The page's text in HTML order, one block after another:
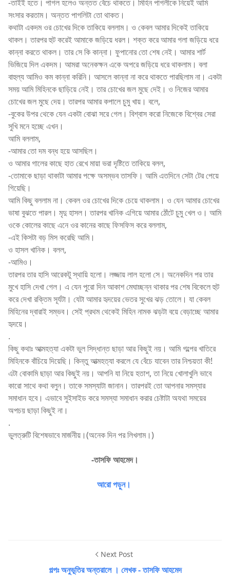
-তাইই হতে। পাগল হলেও অন্তত বেঁচে থাকতে। মিহিন পাগলীকে নিয়েই আমি
সংসার করতাম। অন্তত পাগলিটা তো থাকত।
কথাটা একদম ওর চোখের দিকে তাকিয়ে বললাম। ও কেবল আমার দিকেই তাকিয়ে
থাকল। তারপর হুট করেই আমাকে জড়িয়ে ধরল। শক্ত করে আমার গলা জড়িয়ে ধরে
কান্না করতে থাকল। তার সে কি কান্না। ফুপানোর তো শেষ নেই। আমার শার্ট
ভিজিয়ে দিল একদম। আমরা অনেকক্ষন একে অপরে জড়িয়ে ধরে থাকলাম। বলা
বাহুল্য আমিও কম কান্না করিনি। আসলে কান্না না করে থাকতে পারছিলাম না। একটা
সময় আমি মিহিনকে ছাড়িয়ে নেই। তার চোখের জল মুছে দেই। ও নিজের আমার
চোখের জল মুছে দেয়। তারপর আমার কপালে চুমু খায়। বলে,
-বুকের উপর থেকে যেন একটা বোঝা সরে গেল। বিশ্বাস করো নিজেকে বিশ্বের সেরা
সুখি মনে হচ্ছে এখন।
আমি বললাম,
-আমার তো দম বন্ধ হয়ে আসছিল।
ও আমার গালের কাছে হাত রেখে মায়া ভরা দৃষ্টিতে তাকিয়ে বলল,
-তোমাকে ছাড়া থাকাটা আমার পক্ষে অসম্ভব তাসফি। আমি এতদিনে সেটা টের পেয়ে
গিয়েছি।
আমি কিছু বললাম না। কেবল ওর চোখের দিকে চেয়ে থাকলাম। ও যেন আমার চোখের
ভাষা বুঝতে পারল। মৃদু হাসল। তারপর খানিক এগিয়ে আমার ঠোঁটে চুমু খেল ও। আমি
ওকে কোলের কাছে এনে ওর কানের কাছে ফিসফিস করে বললাম,
-এই কিসটা বড় মিস করেছি আমি।
ও হাসল খানিক। বলল,
-আমিও।
তারপর তার হাসি আরেকটু স্থায়ি হলো। লজ্জায় লাল হলো সে। অনেকদিন পর তার
মুখে হাসি দেখা গেল। এ যেন পুরো দিন আকাশ মেঘাচ্ছন্ন থাকার পর শেষ বিকেলে হুট
করে দেখা রক্তিম সূর্যটা। যেটা আমার হৃদয়ের ভেতর সুখের ঝড় তোলে। যা কেবল
মিহিনের দ্বারাই সম্ভব। সেই প্রথম থেকেই মিহিন নামক ঝড়টা বয়ে বেড়াচ্ছে আমার
হৃদয়ে।
.
কিছু কথাঃ আত্মহত্যা একটা ভুল সিদ্ধান্ত ছাড়া আর কিছুই নয়। আমি গল্পের খাতিরে
মিহিনকে বাঁচিয়ে দিয়েছি। কিন্তু আত্মহত্যা করলে যে বেঁচে যাবেন তার নিশ্চয়তা কী!
এটা বোকামি ছাড়া আর কিছুই নয়। আপনি যা নিয়ে হতাশ, তা নিয়ে খোলাখুলি ভাবে
কারো সাথে কথা বলুন। তাকে সমস্যাটা জানান। তারপরই তো আপনার সমস্যার
সমাধান হবে। এভাবে সুইসাইড করে সমস্যা সমাধান করার চেষ্টাটা অযথা সময়ের
অপচয় ছাড়া কিছুই না।
.
ভুলত্রুটি বিশেষভাবে মার্জনীয়।(অনেক দিন পর লিখলাম।)
-তাসফি আহমেদ।
আরো পড়ুন।
Next Post
গল্পঃ অনুভূতির অন্তরালে । লেখক - তাসফি আহমেদ